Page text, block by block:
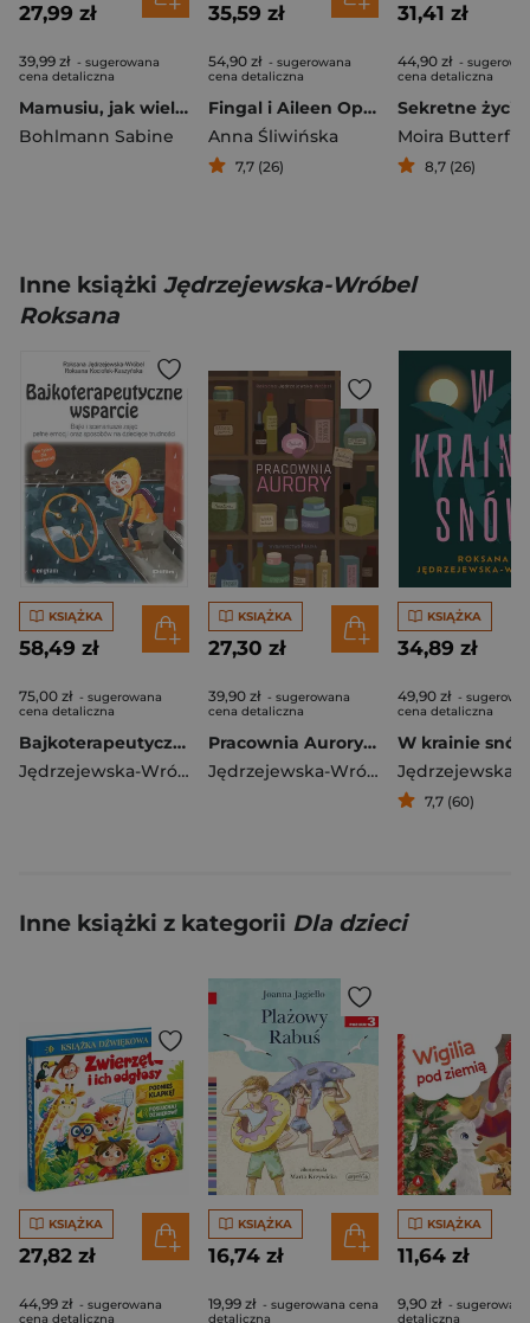
27,99 zł
39,99 zł - sugerowana
cena detaliczna
Mamusiu, jak wielki jest świat?
Bohlmann Sabine
35,59 zł
54,90 zł - sugerowana
cena detaliczna
Fingal i Aileen Opowieść o sile przyjaźni
Anna Śliwińska
7,7 (26)
31,41 zł
44,90 zł -
cena detaliczna
Moira
8,7 (26)
Inne książki Jędrzejewska-Wróbel
Roksana
KSIĄŻKA
58,49 zł
75,00 zł - sugerowana
cena detaliczna
Bajkoterapeutyczne wsparcie. Bajki i scenariusze zajęć pełne emocji oraz sposobów na dziecięce trudności
Jędrzejewska-Wróbel Roksana
,Roksana Kociołek-
KSIĄŻKA
27,30 zł
39,90 zł - sugerowana
cena detaliczna
Pracownia Aurory wyd. 2
Jędrzejewska-Wróbel Roksana
KSIĄŻKA
34,89 zł
49,90 zł -
cena detaliczna
W krainie snów
7,7 (60)
Inne książki z kategorii Dla dzieci
KSIĄŻKA
27,82 zł
44,99 zł - sugerowana
cena detaliczna
KSIĄŻKA
16,74 zł
19,99 zł - sugerowana cena
detaliczna
KSIĄŻKA
11,64 zł
9,90 zł -
detaliczna